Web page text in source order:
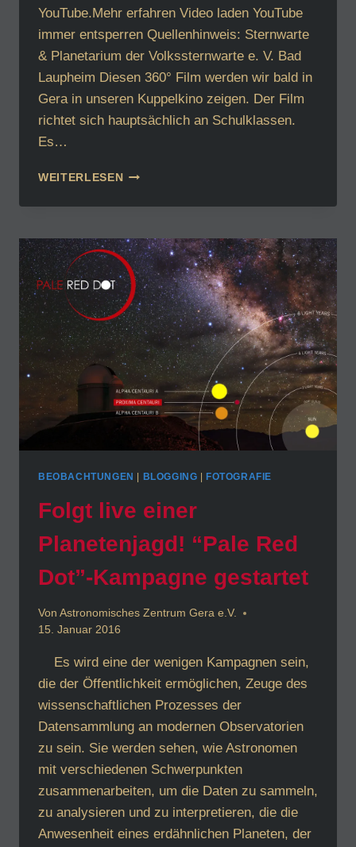
YouTube.Mehr erfahren Video laden YouTube
immer entsperren Quellenhinweis: Sternwarte
& Planetarium der Volkssternwarte e. V. Bad
Laupheim Diesen 360° Film werden wir bald in
Gera in unseren Kuppelkino zeigen. Der Film
richtet sich hauptsächlich an Schulklassen.
Es…
WEITERLESENGEHEIMNIS
MATERIE,
IN
GERA
ZU
SEHEN.
BEOBACHTUNGEN | BLOGGING |FOTOGRAFIE
Folgt live einer
Planetenjagd! “Pale Red
Dot”-Kampagne gestartet
Von Astronomisches Zentrum Gera e.V.
15. Januar 2016
Es wird eine der wenigen Kampagnen sein,
die der Öffentlichkeit ermöglichen, Zeuge des
wissenschaftlichen Prozesses der
Datensammlung an modernen Observatorien
zu sein. Sie werden sehen, wie Astronomen
mit verschiedenen Schwerpunkten
zusammenarbeiten, um die Daten zu sammeln,
zu analysieren und zu interpretieren, die die
Anwesenheit eines erdähnlichen Planeten, der